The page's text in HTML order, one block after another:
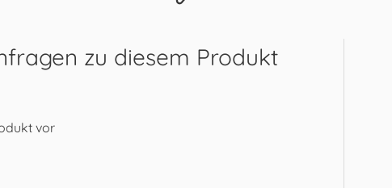
zu diesem Produkt
vor